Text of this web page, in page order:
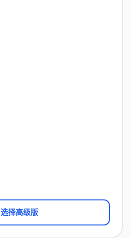
选择高级版